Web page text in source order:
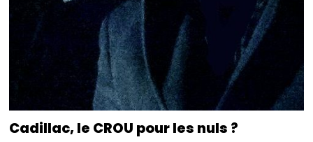
Cadillac, le CROU pour les nuls ?